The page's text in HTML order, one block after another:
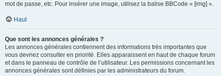
mot de passe, etc. Pour insérer une image, utilisez la balise BBCode « [img] ».
Haut
Que sont les annonces générales ?
Les annonces générales contiennent des informations très importantes que
vous devriez consulter en priorité. Elles apparaissent en haut de chaque forum
et dans le panneau de contrôle de l’utilisateur. Les permissions concernant les
annonces générales sont définies par les administrateurs du forum.